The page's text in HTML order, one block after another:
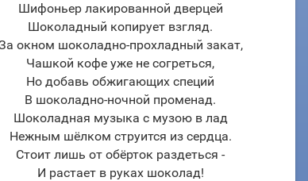
Шифоньер лакированной дверцей
Шоколадный копирует взгляд.
окном шоколадно-прохладный закат,
Чашкой кофе уже не согреться,
Но добавь обжигающих специй
В шоколадно-ночной променад.
Шоколадная музыка с музою в лад
Нежным шёлком струится из сердца.
Стоит лишь от обёрток раздеться -
И растает в руках шоколад!